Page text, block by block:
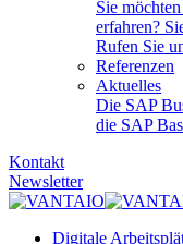
Sie
erfahren?
Rufen Sie
Referenzen
Aktuelles
Die SAP
die SAP
Kontakt
Newsletter
Digitale